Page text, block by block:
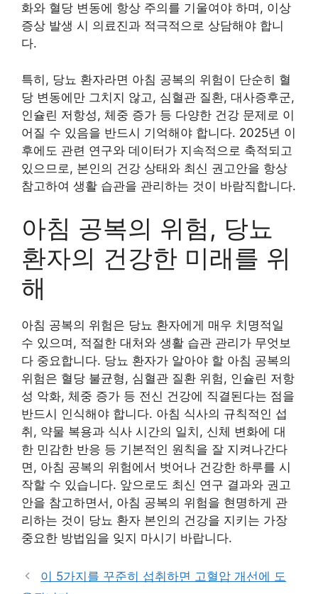
화와 혈당 변동에 항상 주의를 기울여야 하며, 이상
증상 발생 시 의료진과 적극적으로 상담해야 합니
다.
특히, 당뇨 환자라면 아침 공복의 위험이 단순히 혈
당 변동에만 그치지 않고, 심혈관 질환, 대사증후군,
인슐린 저항성, 체중 증가 등 다양한 건강 문제로 이
어질 수 있음을 반드시 기억해야 합니다. 2025년 이
후에도 관련 연구와 데이터가 지속적으로 축적되고
있으므로, 본인의 건강 상태와 최신 권고안을 항상
참고하여 생활 습관을 관리하는 것이 바람직합니다.
아침 공복의 위험, 당뇨
환자의 건강한 미래를 위
해
아침 공복의 위험은 당뇨 환자에게 매우 치명적일
수 있으며, 적절한 대처와 생활 습관 관리가 무엇보
다 중요합니다. 당뇨 환자가 알아야 할 아침 공복의
위험은 혈당 불균형, 심혈관 질환 위험, 인슐린 저항
성 악화, 체중 증가 등 전신 건강에 직결된다는 점을
반드시 인식해야 합니다. 아침 식사의 규칙적인 섭
취, 약물 복용과 식사 시간의 일치, 신체 변화에 대
한 민감한 반응 등 기본적인 원칙을 잘 지켜나간다
면, 아침 공복의 위험에서 벗어나 건강한 하루를 시
작할 수 있습니다. 앞으로도 최신 연구 결과와 권고
안을 참고하면서, 아침 공복의 위험을 현명하게 관
리하는 것이 당뇨 환자 본인의 건강을 지키는 가장
중요한 방법임을 잊지 마시기 바랍니다.
이 5가지를 꾸준히 섭취하면 고혈압 개선에 도